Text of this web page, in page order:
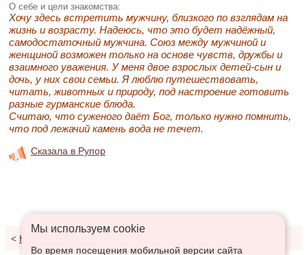
О себе и цели знакомства:
Хочу здесь встретить мужчину, близкого по взглядам на
жизнь и возрасту. Надеюсь, что это будет надёжный,
самодостаточный мужчина. Союз между мужчиной и
женщиной возможен только на основе чувств, дружбы и
взаимного уважения. У меня двое взрослых детей-сын и
дочь, у них свои семьи. Я люблю путешествовать,
читать, животных и природу, под настроение готовить
разные гурманские блюда.
Считаю, что суженого даёт Бог, только нужно помнить,
что под лежачий камень вода не течет.
Сказала в Рупор
< К результатам поиска
Мы используем сookie
Во время посещения мобильной версии сайта